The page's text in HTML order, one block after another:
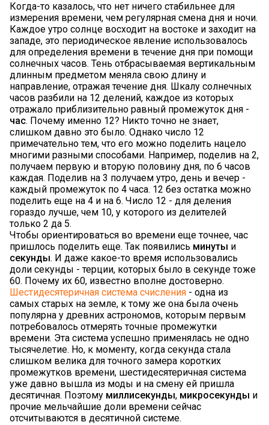
Когда-то казалось, что нет ничего стабильнее для
измерения времени, чем регулярная смена дня и ночи.
Каждое утро солнце восходит на востоке и заходит на
западе, это периодическое явление использовалось
для определения времени в течение дня при помощи
солнечных часов. Тень отбрасываемая вертикальным
длинным предметом меняла свою длину и
направление, отражая течение дня. Шкалу солнечных
часов разбили на 12 делений, каждое из которых
отражало приблизительно равный промежуток дня -
час. Почему именно 12? Никто точно не знает,
слишком давно это было. Однако число 12
примечательно тем, что его можно поделить нацело
многими разными способами. Например, поделив на 2,
получаем первую и вторую половину дня, по 6 часов
каждая. Поделив на 3 получаем утро, день и вечер -
каждый промежуток по 4 часа. 12 без остатка можно
поделить еще на 4 и на 6. Число 12 - для деления
гораздо лучше, чем 10, у которого из делителей
только 2 да 5.
Чтобы ориентироваться во времени еще точнее, час
пришлось поделить еще. Так появились минуты и
секунды. И даже какое-то время использовались
доли секунды - терции, которых было в секунде тоже
60. Почему их 60, известно вполне достоверно.
Шестидесятеричная система счисления - одна из
самых старых на земле, к тому же она была очень
популярна у древних астрономов, которым первым
потребовалось отмерять точные промежутки
времени. Эта система успешно применялась не одно
тысячелетие. Но, к моменту, когда секунда стала
слишком велика для точного замера коротких
промежутков времени, шестидесятеричная система
уже давно вышла из моды и на смену ей пришла
десятичная. Поэтому миллисекунды, микросекунды и
прочие мельчайшие доли времени сейчас
отсчитываются в десятичной системе.